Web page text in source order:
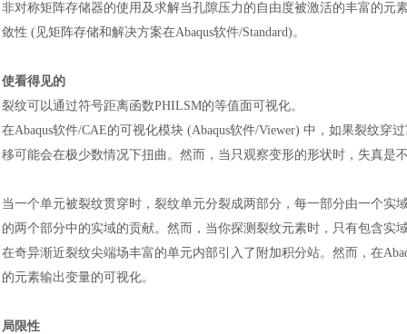
非对称矩阵存储器的使用及求解当孔隙压力的自由度被激活的丰富的
敛性 (见矩阵存储和解决方案在Abaqus软件/Standard)。
使看得见的
裂纹可以通过符号距离函数PHILSM的等值面可视化。
在Abaqus软件/CAE的可视化模块 (Abaqus软件/Viewer) 中，如果裂纹穿
移可能会在极少数情况下扭曲。然而，当只观察变形的形状时，失真是
当一个单元被裂纹贯穿时，裂纹单元分裂成两部分，每一部分由一个实
的两个部分中的实域的贡献。然而，当你探测裂纹元素时，只有包含
在奇异渐近裂纹尖端场丰富的单元内部引入了附加积分站。然而，在
的元素输出变量的可视化。
局限性